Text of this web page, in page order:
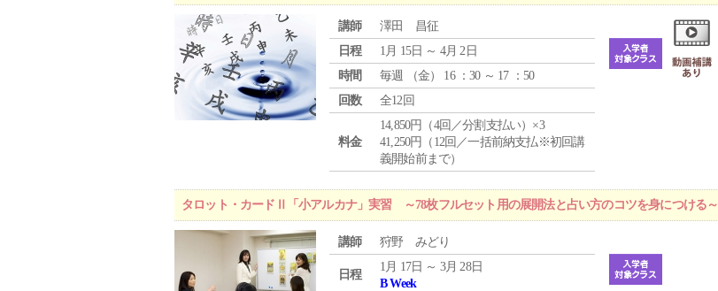
講師
澤田 昌征
日程
1月 15日 ～ 4月 2日
時間
毎週 （金） 16 ：30 ～ 17 ：50
回数
全12回
料金
14,850円（4回／分割支払い）×3
41,250円（12回／一括前納支払※初回講
義開始前まで）
タロット・カードⅡ「小アルカナ」実習 ～78枚フルセット用の展開法と占い方のコツを身につける～
講師 狩野 みどり
日程
1月 17日 ～ 3月 28日
B Week